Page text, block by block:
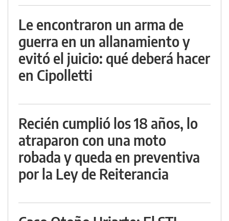
Le encontraron un arma de
guerra en un allanamiento y
evitó el juicio: qué deberá hacer
en Cipolletti
Recién cumplió los 18 años, lo
atraparon con una moto
robada y queda en preventiva
por la Ley de Reiterancia